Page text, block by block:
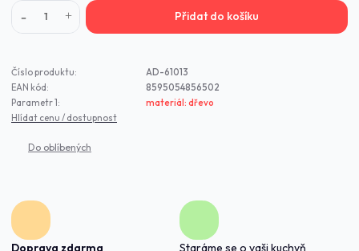
Přidat do košíku
Číslo produktu:
AD-61013
EAN kód:
8595054856502
Parametr 1:
materiál: dřevo
Hlídat cenu / dostupnost
Doprava zdarma Staráme se o vaši kuchyň